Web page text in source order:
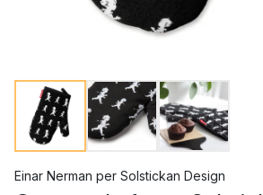
Einar Nerman per Solstickan Design